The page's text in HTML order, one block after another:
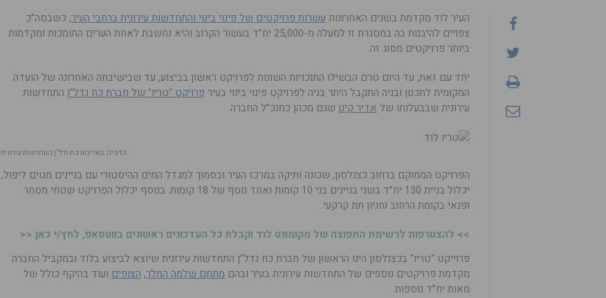
העיר לוד מקדמת בשנים האחרונות עשרות פרויקטים של פינוי בינוי והתחדשות עירונית ברחבי העיר, כשבסה”כ
צפויים להיבנות בה במסגרת זו למעלה מ-25,000 יח”ד בעשור הקרוב והיא נחשבת לאחת הערים התומכות ומקדמות
ביותר פרויקטים מסוג זה.
יחד עם זאת, עד היום טרם הבשילו התוכניות השונות לפרויקט ראשון בביצוע, עד שבישיבתה האחרונה של הועדה
המקומית לתכנון ובניה התקבל היתר בניה לפרויקט פינוי בינוי בעיר פרויקט “טריו” של חברת כח נדל”ן התחדשות
עירונית שבבעלותו של אדיר קינן שגם מכהן כמנכ”ל החברה.
הדמיה: באדיבות כח נדל”ן התחדשות עירונית
הפרויקט הממוקם ברחוב כצנלסון, שכונה ותיקה במרכז העיר ובסמוך למגדל המים ההיסטורי עם בניינים מטים ליפול,
יכלול בניית 130 יח”ד בשני בניינים בני 10 קומות ואחד נוסף של 18 קומות. בנוסף יכלול הפרויקט שטחי מסחר
ופנאי בקומת הרחוב וחניון תת קרקעי.
>> להצטרפות לרשימת התפוצה של מקומונט לוד וקבלת כל העדכונים ראשונים בווטסאפ, לחץ/י כאן <<
פרוייקט “טריו” בכצנלסון הינו הראשון של חברת כח נדל”ן התחדשות עירונית שיוצא לביצוע בלוד ובמקביל החברה
מקדמת פרויקטים נוספים של התחדשות עירונית בעיר ובהם מתחם שלמה המלך, הצופים ועוד בהיקף כולל של
מאות יח”ד נוספות.